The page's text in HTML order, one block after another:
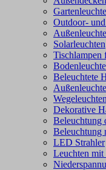
Outdoor-
Solarleuchten
Tischlampen
Beleuchtete
Dekorative
Beleuchtung
Beleuchtung
LED Strahler
Leuchten mit